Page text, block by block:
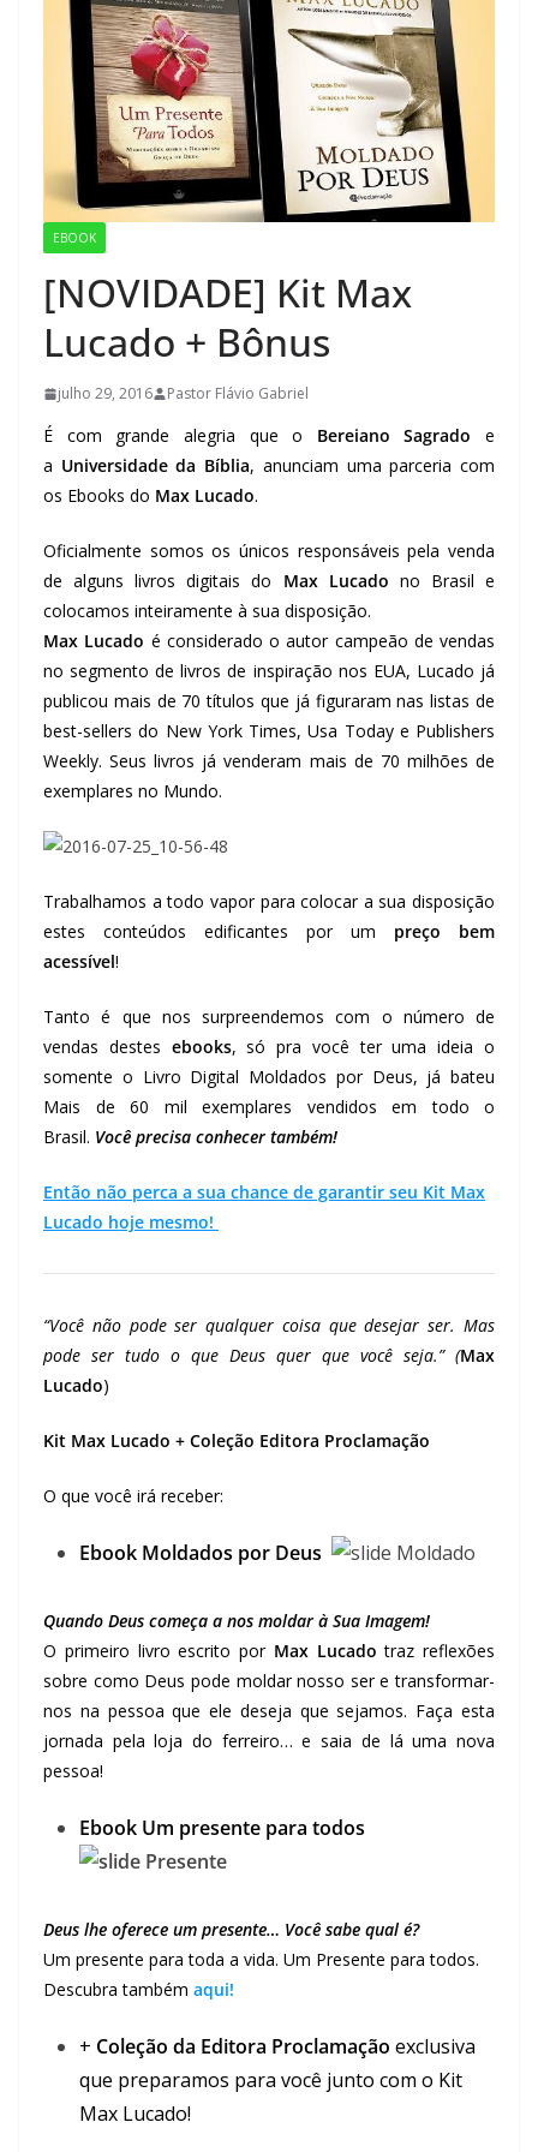
EBOOK
[NOVIDADE] Kit Max
Lucado + Bônus
julho 29, 2016 Pastor Flávio Gabriel
É com grande alegria que o Bereiano Sagrado e
a Universidade da Bíblia, anunciam uma parceria com
os Ebooks do Max Lucado.
Oficialmente somos os únicos responsáveis pela venda
de alguns livros digitais do Max Lucado no Brasil e
colocamos inteiramente à sua disposição.
Max Lucado é considerado o autor campeão de vendas
no segmento de livros de inspiração nos EUA, Lucado já
publicou mais de 70 títulos que já figuraram nas listas de
best-sellers do New York Times, Usa Today e Publishers
Weekly. Seus livros já venderam mais de 70 milhões de
exemplares no Mundo.
Trabalhamos a todo vapor para colocar a sua disposição
estes conteúdos edificantes por um preço bem
acessível!
Tanto é que nos surpreendemos com o número de
vendas destes ebooks, só pra você ter uma ideia o
somente o Livro Digital Moldados por Deus, já bateu
Mais de 60 mil exemplares vendidos em todo o
Brasil. Você precisa conhecer também!
Então não perca a sua chance de garantir seu Kit Max
Lucado hoje mesmo!
“Você não pode ser qualquer coisa que desejar ser. Mas
pode ser tudo o que Deus quer que você seja.” (Max
Lucado)
Kit Max Lucado + Coleção Editora Proclamação
O que você irá receber:
Ebook Moldados por Deus
Quando Deus começa a nos moldar à Sua Imagem!
O primeiro livro escrito por Max Lucado traz reflexões
sobre como Deus pode moldar nosso ser e transformar-
nos na pessoa que ele deseja que sejamos. Faça esta
jornada pela loja do ferreiro… e saia de lá uma nova
pessoa!
Ebook Um presente para todos
Deus lhe oferece um presente… Você sabe qual é?
Um presente para toda a vida. Um Presente para todos.
Descubra também aqui!
+ Coleção da Editora Proclamação exclusiva
que preparamos para você junto com o Kit
Max Lucado!